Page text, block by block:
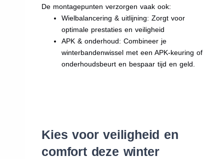
De montagepunten verzorgen vaak ook:
Wielbalancering & uitlijning: Zorgt voor
optimale prestaties en veiligheid
APK & onderhoud: Combineer je
winterbandenwissel met een APK-keuring of
onderhoudsbeurt en bespaar tijd en geld.
Kies voor veiligheid en
comfort deze winter